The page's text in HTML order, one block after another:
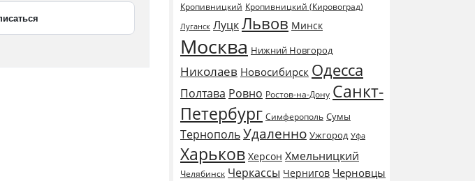
Кропивницкий Кропивницкий (Кировоград)
Луганск ЛуцкЛьвов Минск
Москва Нижний Новгород
Николаев Новосибирск Одесса
Полтава Ровно Ростов-на-Дону Санкт-
Петербург Симферополь Сумы
ТернопольУдаленно Ужгород Уфа
Харьков Херсон Хмельницкий
Челябинск Черкассы Чернигов Черновцы